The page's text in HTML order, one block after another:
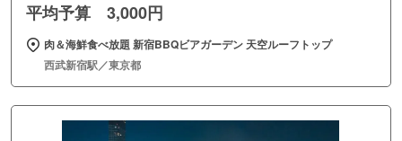
平均予算 3,000円
肉＆海鮮食べ放題 新宿BBQビアガーデン 天空ルーフトップ
西武新宿駅／東京都